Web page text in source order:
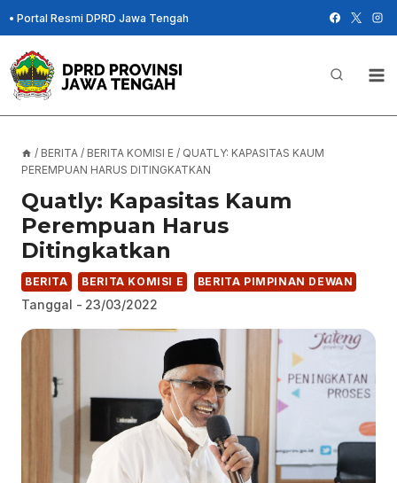
Skip
to
content
• Portal Resmi DPRD Jawa Tengah
/ BERITA / BERITA KOMISI E / QUATLY: KAPASITAS KAUM
PEREMPUAN HARUS DITINGKATKAN
Quatly: Kapasitas Kaum
Perempuan Harus
Ditingkatkan
BERITA BERITA KOMISI E BERITA PIMPINAN DEWAN
Tanggal - 23/03/2022